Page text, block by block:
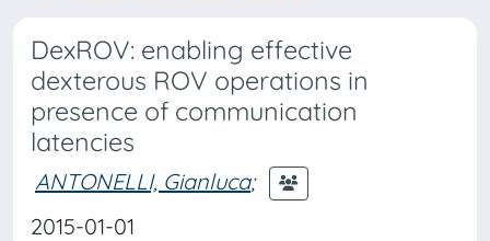
DexROV: enabling effective
dexterous ROV operations in
presence of communication
latencies
ANTONELLI, Gianluca;
2015-01-01